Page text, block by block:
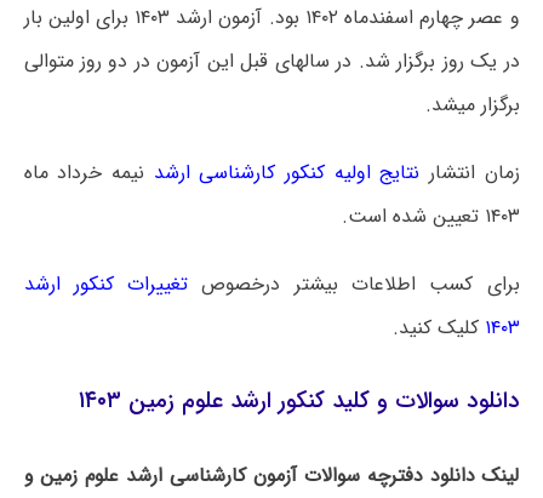
و عصر چهارم اسفندماه ۱۴۰۲ بود. آزمون ارشد ۱۴۰۳ برای اولین بار
در یک روز برگزار شد. در سالهای قبل این آزمون در دو روز متوالی
برگزار میشد.
زمان انتشار نتایج اولیه کنکور کارشناسی ارشد نیمه خرداد ماه
۱۴۰۳ تعیین شده است.
برای کسب اطلاعات بیشتر درخصوص تغییرات کنکور ارشد
۱۴۰۳ کلیک کنید.
دانلود سوالات و کلید کنکور ارشد علوم زمین ۱۴۰۳
لینک دانلود دفترچه سوالات آزمون کارشناسی ارشد علوم زمین و